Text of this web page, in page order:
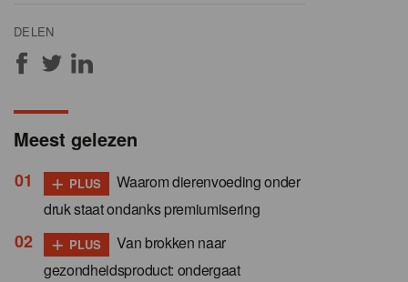
DELEN
Meest gelezen
+ PLUS
Waarom dierenvoeding onder
druk staat ondanks premiumisering
+ PLUS
Van brokken naar
gezondheidsproduct: ondergaat